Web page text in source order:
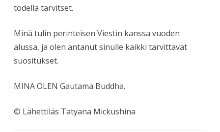
todella tarvitset.
Minä tulin perinteisen Viestin kanssa vuoden
alussa, ja olen antanut sinulle kaikki tarvittavat
suositukset.
MINÄ OLEN Gautama Buddha.
© Lähettiläs Tatyana Mickushina